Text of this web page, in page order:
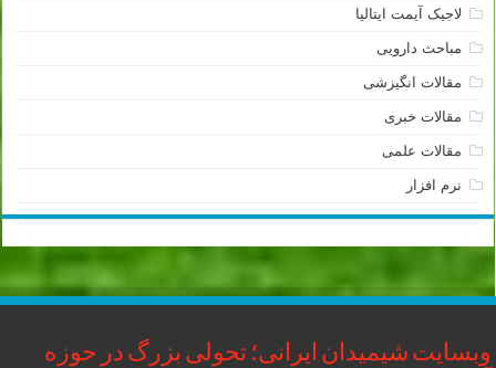
لاجیک آیمت ایتالیا
مباحث دارویی
مقالات انگیزشی
مقالات خبری
مقالات علمی
نرم افزار
وبسایت شیمیدان ایرانی؛ تحولی بزرگ در حوزه